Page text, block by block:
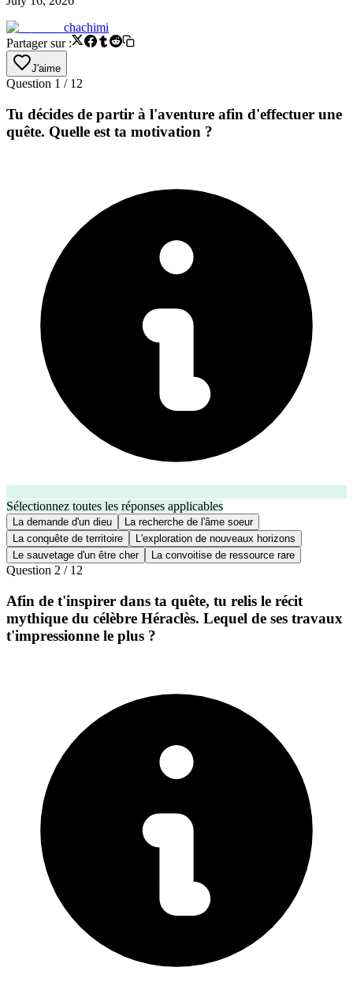
chachimi
Partager sur :
J'aime
Question 1 / 12
Tu décides de partir à l'aventure afin d'effectuer une
quête. Quelle est ta motivation ?
Sélectionnez toutes les réponses applicables
La demande d'un dieu
La recherche de l'âme soeur
La conquête de territoire
L'exploration de nouveaux horizons
Le sauvetage d'un être cher
La convoitise de ressource rare
Question 2 / 12
Afin de t'inspirer dans ta quête, tu relis le récit
mythique du célèbre Héraclès. Lequel de ses travaux
t'impressionne le plus ?